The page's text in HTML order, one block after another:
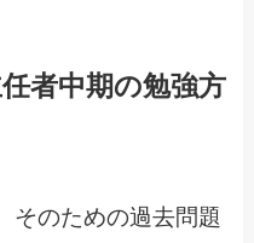
者中期の勉強方
そのための過去問題